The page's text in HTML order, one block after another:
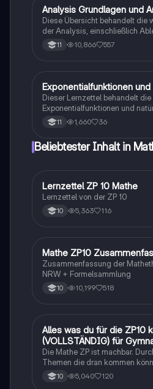
Verständnis von
Mathe
Analysis Grundlagen und
Diese Übersicht behandelt die
der Analysis, einschließlich
Extremstellen, Wendepunkte,
Verhalten von Funktionen.
ihre Graphen, Symmetrie und
11 10,866 557
Mathe
Exponentialfunktionen
Dieser Lernzettel behandelt
Exponentialfunktionen und
umfasst wichtige Konzepte wie
Wachstums- und
die Anwendung des
für die Vorbereitung auf
11 1,660 36
Beliebtester Inhalt in
Mathe
Lernzettel ZP 10 Mathe
Lernzettel von der ZP 10
10 5,363 116
Mathe
Mathe ZP10
Zusammenfassung der
NRW + Formelsammlung
10 10,199 518
Mathe
Alles was du für die ZP10
(VOLLSTÄNDIG) für
Realschule
Die Mathe ZP ist machbar.
Themen die dran kommen
schnell den Überblick. Also
Themen bis hin zu den größten
10 5,040 120